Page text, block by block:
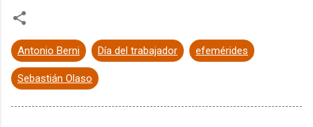
Antonio Berni Día del trabajador efemérides
Sebastián Olaso